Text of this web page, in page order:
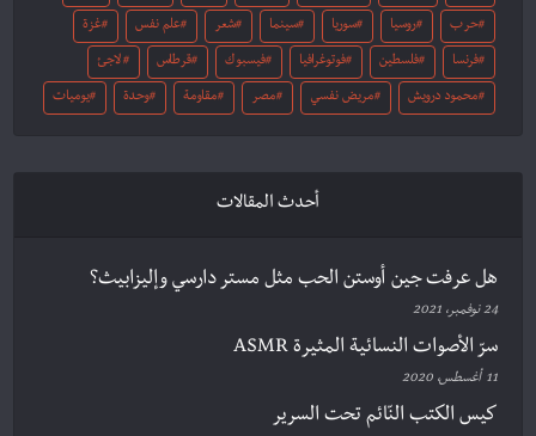
حرب روسيا سوريا سينما شعر علم نفس غزة
فرنسا فلسطين فوتوغرافيا فيسبوك قرطاس لاجئ
محمود درويش مريض نفسي مصر مقاومة وحدة يوميات
أحدث المقالات
هل عرفت جين أوستن الحب مثل مستر دارسي وإليزابيث؟
24 نوفمبر، 2021
سرّ الأصوات النسائية المثيرة ASMR
11 أغسطس، 2020
كيس الكتب النّائم تحت السرير